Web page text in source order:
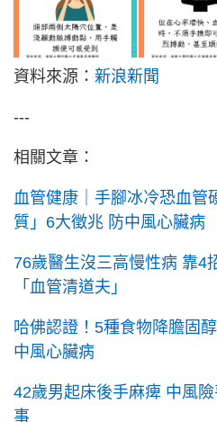
資料來源： 新浪新聞
---
相關文章：
血管健康｜手腳冰冷恐血管
質」6大徵兆 防中風心臟病
76歲醫生沒三高慢性病 靠4
「血管清道夫」
哈佛認證！5種食物降膽固
中風心臟病
42歲男起床後手麻痺 中風
事